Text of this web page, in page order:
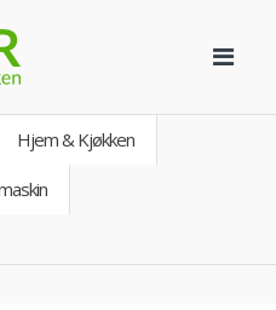
Hjem & Kjøkken